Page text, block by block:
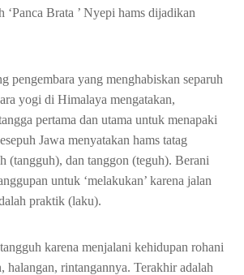
‘Panca Brata ’ Nyepi hams dijadikan
pengembara yang menghabiskan separuh
yogi di Himalaya mengatakan,
pertama dan utama untuk menapaki
Jawa menyatakan hams tatag
(tangguh), dan tanggon (teguh). Berani
untuk ‘melakukan’ karena jalan
praktik (laku).
karena menjalani kehidupan rohani
halangan, rintangannya. Terakhir adalah